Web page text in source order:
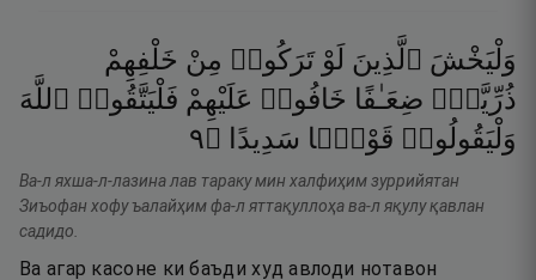
وَلْيَخْشَ ٱلَّذِينَ لَوْ تَرَكُوا۟ مِنْ خَلْفِهِمْ
ذُرِّيَّةًۭ ضِعَـٰفًا خَافُوا۟ عَلَيْهِمْ فَلْيَتَّقُوا۟ ٱللَّهَ
وَلْيَقُولُوا۟ قَوْلًۭا سَدِيدًا ۝٩
Ва-л яхша-л-лазина лав тараку мин халфиҳим зуррийятан
Зиъофан хофу ъалайҳим фа-л яттақуллоҳа ва-л яқулу қавлан
садидо.
Ва агар касоне ки баъди худ авлоди нотавон